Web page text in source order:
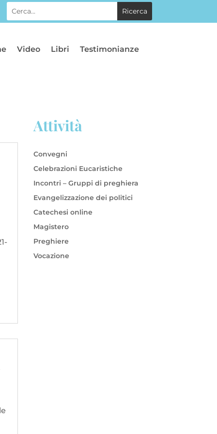
Video Libri Testimonianze
Attività
Convegni
Celebrazioni Eucaristiche
Incontri – Gruppi di preghiera
Evangelizzazione dei politici
Catechesi online
Magistero
Preghiere
Vocazione